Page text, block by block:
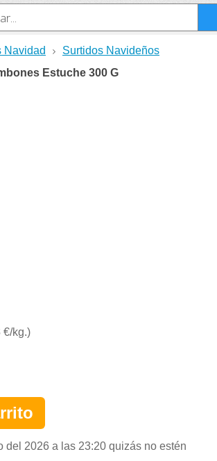
Navidad
Surtidos Navideños
Estuche 300 G
€/kg.)
del 2026 a las 23:20 quizás no estén